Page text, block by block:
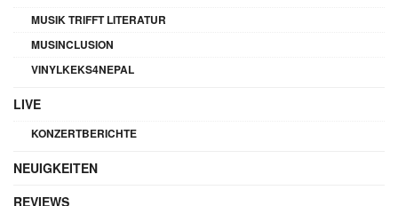
MUSIK TRIFFT LITERATUR
MUSINCLUSION
VINYLKEKS4NEPAL
LIVE
KONZERTBERICHTE
NEUIGKEITEN
REVIEWS